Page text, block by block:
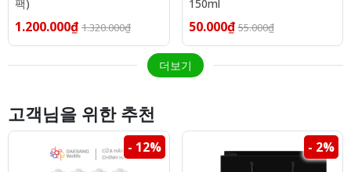
팩)
1.200.000₫ 1.320.000₫
150ml
50.000₫ 55.000₫
더보기
고객님을 위한 추천
- 12% - 2%